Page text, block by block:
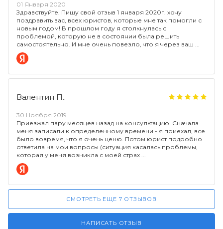
01 Января 2020
Здравствуйте. Пишу свой отзыв 1 января 2020г. хочу
поздравить вас, всех юристов, которые мне так помогли с
новым годом! В прошлом году я столкнулась с
проблемой, которую не в состоянии была решить
самостоятельно. И мне очень повезло, что я через ваш
Валентин П..
30 Ноября 2019
Приезжал пару месяцев назад на консультацию. Сначала
меня записали к определенному времени - я приехал, все
было вовремя, что я очень ценю. Потом юрист подробно
ответила на мои вопросы (ситуация касалась проблемы,
которая у меня возникла с моей страх
СМОТРЕТЬ ЕЩЕ 7 ОТЗЫВОВ
НАПИСАТЬ ОТЗЫВ